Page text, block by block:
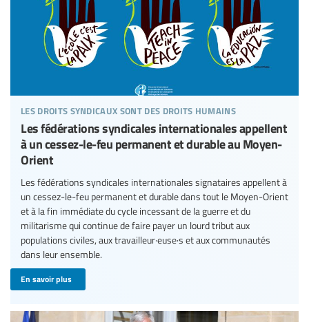
les droits syndicaux sont des droits humains
Les fédérations syndicales internationales appellent
à un cessez-le-feu permanent et durable au Moyen-
Orient
Les fédérations syndicales internationales signataires appellent à
un cessez-le-feu permanent et durable dans tout le Moyen-Orient
et à la fin immédiate du cycle incessant de la guerre et du
militarisme qui continue de faire payer un lourd tribut aux
populations civiles, aux travailleur·euse·s et aux communautés
dans leur ensemble.
En savoir plus